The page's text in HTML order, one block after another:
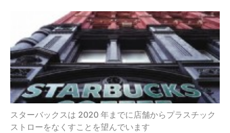
スターバックスは 2020 年までに店舗からプラスチック
ストローをなくすことを望んでいます